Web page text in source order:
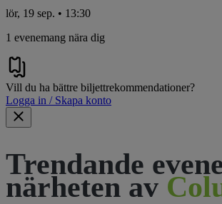
lör, 19 sep. • 13:30
1 evenemang nära dig
Vill du ha bättre biljettrekommendationer?
Logga in / Skapa konto
Trendande
närheten av